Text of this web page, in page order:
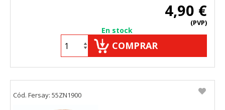
4,90 €
(PVP)
En stock
COMPRAR
Cód. Fersay: 55ZN1900